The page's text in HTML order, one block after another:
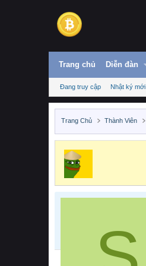
Trang chủ Diễn đàn
Đang truy cập Nhật ký mới
Trang Chủ Thành Viên